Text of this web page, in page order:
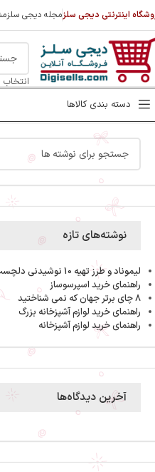
اینترنتی دیجی سلزمجله دیجی سلز
دسته بندی کالاها
نوشته‌های تازه
لیموناد و طرز تهیه 10 نوشیدنی دلچسب
راهنمای خرید اسپرسوساز
8 چای برتر جهان که نمی شناختید
راهنمای خرید لوازم آشپزخانه بزرگ
راهنمای خرید لوازم آشپزخانه
آخرین دیدگاه‌ها